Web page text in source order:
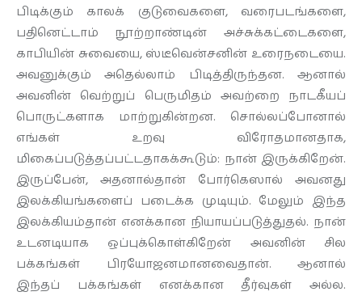
பிடிக்கும் காலக் குடுவைகளை, வரைபடங்களை,
பதினெட்டாம் நூற்றாண்டின் அச்சுக்கட்டைகளை,
காபியின் சுவையை, ஸ்டீவென்சனின் உரைநடையை.
அவனுக்கும் அதெல்லாம் பிடித்திருந்தன. ஆனால்
அவனின் வெற்றுப் பெருமிதம் அவற்றை நாடகீயப்
பொருட்களாக மாற்றுகின்றன. சொல்லப்போனால்
எங்கள் உறவு விரோதமானதாக,
மிகைப்படுத்தப்பட்டதாகக்கூடும்: நான் இருக்கிறேன்.
இருப்பேன், அதனால்தான் போர்கெஸால் அவனது
இலக்கியங்களைப் படைக்க முடியும். மேலும் இந்த
இலக்கியம்தான் எனக்கான நியாயப்படுத்துதல். நான்
உடனடியாக ஒப்புக்கொள்கிறேன் அவனின் சில
பக்கங்கள் பிரயோஜனமானவைதான். ஆனால்
இந்தப் பக்கங்கள் எனக்கான தீர்வுகள் அல்ல.